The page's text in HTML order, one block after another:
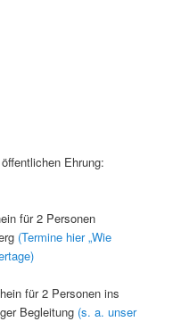
Ehrung:
für 2 Personen
(Termine hier „Wie
für 2 Personen ins
Begleitung (s. a. unser